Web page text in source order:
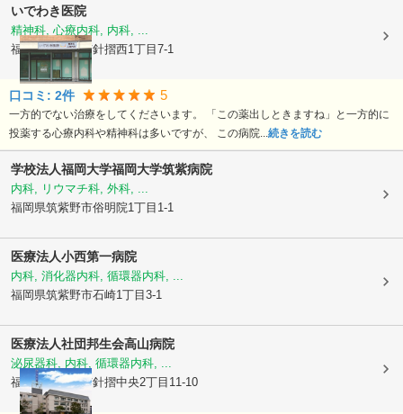
いでわき医院
精神科, 心療内科, 内科, ...
福岡県筑紫野市針摺西1丁目7-1
口コミ: 2件 5
一方的でない治療をしてくださいます。 「この薬出しときますね」と一方的に
投薬する心療内科や精神科は多いですが、 この病院...続きを読む
学校法人福岡大学福岡大学筑紫病院
内科, リウマチ科, 外科, ...
福岡県筑紫野市俗明院1丁目1-1
医療法人小西第一病院
内科, 消化器内科, 循環器内科, ...
福岡県筑紫野市石崎1丁目3-1
医療法人社団邦生会高山病院
泌尿器科, 内科, 循環器内科, ...
福岡県筑紫野市針摺中央2丁目11-10